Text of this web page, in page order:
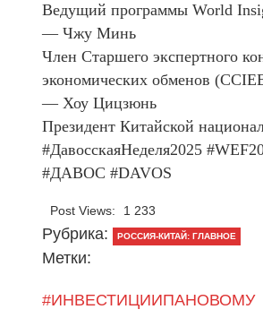
Ведущий программы World
— Чжу Минь
Член Старшего экспертного
экономических обменов
— Хоу Цицзюнь
Президент Китайской
#ДавосскаяНеделя2025
#ДАВОС #DAVOS
Post Views: 1 233
Рубрика: РОССИЯ-КИТАЙ: ГЛАВНОЕ
Метки:
#ИНВЕСТИЦИИПАНОВОМУ